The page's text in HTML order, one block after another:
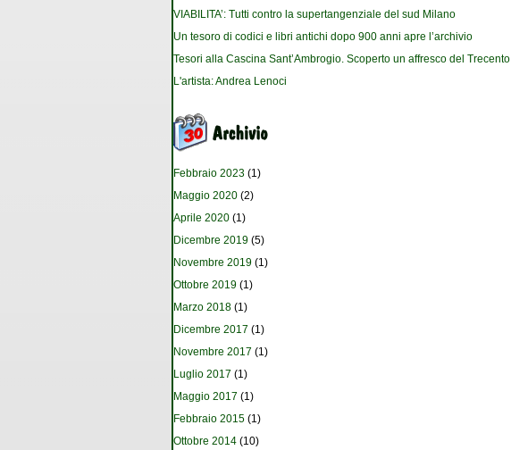
VIABILITA’: Tutti contro la supertangenziale del sud Milano
Un tesoro di codici e libri antichi dopo 900 anni apre l’archivio
Tesori alla Cascina Sant’Ambrogio. Scoperto un affresco del Trecento
L'artista: Andrea Lenoci
Febbraio 2023 (1)
Maggio 2020 (2)
Aprile 2020 (1)
Dicembre 2019 (5)
Novembre 2019 (1)
Ottobre 2019 (1)
Marzo 2018 (1)
Dicembre 2017 (1)
Novembre 2017 (1)
Luglio 2017 (1)
Maggio 2017 (1)
Febbraio 2015 (1)
Ottobre 2014 (10)